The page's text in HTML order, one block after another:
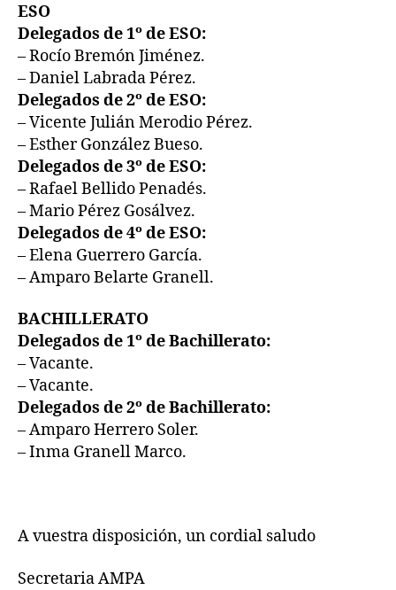
ESO
Delegados de 1º de ESO:
– Rocío Bremón Jiménez.
– Daniel Labrada Pérez.
Delegados de 2º de ESO:
– Vicente Julián Merodio Pérez.
– Esther González Bueso.
Delegados de 3º de ESO:
– Rafael Bellido Penadés.
– Mario Pérez Gosálvez.
Delegados de 4º de ESO:
– Elena Guerrero García.
– Amparo Belarte Granell.
BACHILLERATO
Delegados de 1º de Bachillerato:
– Vacante.
– Vacante.
Delegados de 2º de Bachillerato:
– Amparo Herrero Soler.
– Inma Granell Marco.
A vuestra disposición, un cordial saludo
Secretaria AMPA